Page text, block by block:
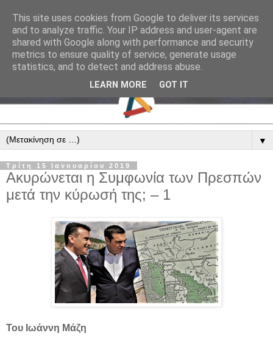
▼
Τρίτη 15 Ιανουαρίου 2019
Ακυρώνεται η Συμφωνία των Πρεσπών
μετά την κύρωσή της; – 1
Του Ιωάννη Μάζη
This site uses cookies from Google to deliver its services
and to analyze traffic. Your IP address and user-agent are
shared with Google along with performance and security
metrics to ensure quality of service, generate usage
statistics, and to detect and address abuse.
LEARN MORE GOT IT